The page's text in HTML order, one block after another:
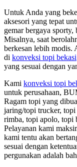
Untuk Anda yang
aksesori yang tepat
gemar bergaya sporty,
Misalnya, saat
berkesan lebih modis.
di konveksi topi bekasi
yang sesuai dengan
Kami konveksi topi
untuk perusahaan,
Ragam topi yang
jaring/topi trucker,
rimba, topi apolo, topi
Pelayanan kami
kami tentu akan
sesuai dengan
pergunakan adalah